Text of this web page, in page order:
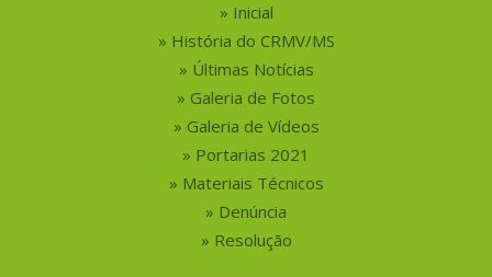
Inicial
História do CRMV/MS
Últimas Notícias
Galeria de Fotos
Galeria de Vídeos
Portarias 2021
Materiais Técnicos
Denúncia
Resolução